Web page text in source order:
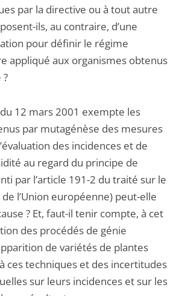
par la directive ou à tout autre
ils, au contraire, d’une
pour définir le régime
appliqué aux organismes obtenus
12 mars 2001 exempte les
par mutagénèse des mesures
des incidences et de
au regard du principe de
par l’article 191-2 du traité sur le
l’Union européenne) peut-elle
? Et, faut-il tenir compte, à cet
des procédés de génie
de variétés de plantes
ces techniques et des incertitudes
sur leurs incidences et sur les